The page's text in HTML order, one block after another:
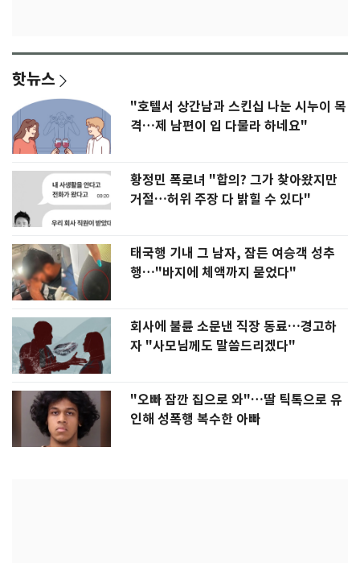
핫뉴스
"호텔서 상간남과 스킨십 나눈 시누이 목
격…제 남편이 입 다물라 하네요"
황정민 폭로녀 "합의? 그가 찾아왔지만
거절…허위 주장 다 밝힐 수 있다"
태국행 기내 그 남자, 잠든 여승객 성추
행…"바지에 체액까지 묻었다"
회사에 불륜 소문낸 직장 동료…경고하
자 "사모님께도 말씀드리겠다"
"오빠 잠깐 집으로 와"…딸 틱톡으로 유
인해 성폭행 복수한 아빠